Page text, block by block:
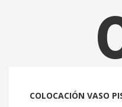
COLOCACIÓN VASO